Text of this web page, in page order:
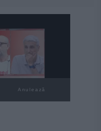
Anulează